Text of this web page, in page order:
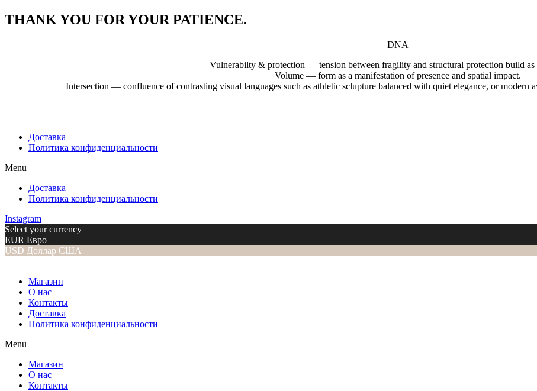
THANK YOU FOR YOUR PATIENCE.
DNA
Vulnerabilty & protection — tension between fragility and structural protection build as
Volume — form as a manifestation of presence and spatial impact.
Intersection — confluence of contrasting visual languages such as athletic sclupture balanced with quiet elegance, or modern
Доставка
Политика конфиденциальности
Menu
Доставка
Политика конфиденциальности
Instagram
Select your currency
EUR Евро
USD Доллар США
Магазин
О нас
Контакты
Доставка
Политика конфиденциальности
Menu
Магазин
О нас
Контакты